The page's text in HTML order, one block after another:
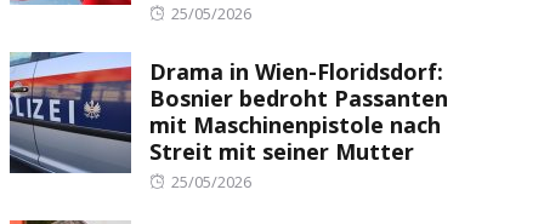
Posted
25/05/2026
Drama in Wien-Floridsdorf:
Bosnier bedroht Passanten
mit Maschinenpistole nach
Streit mit seiner Mutter
Posted
25/05/2026